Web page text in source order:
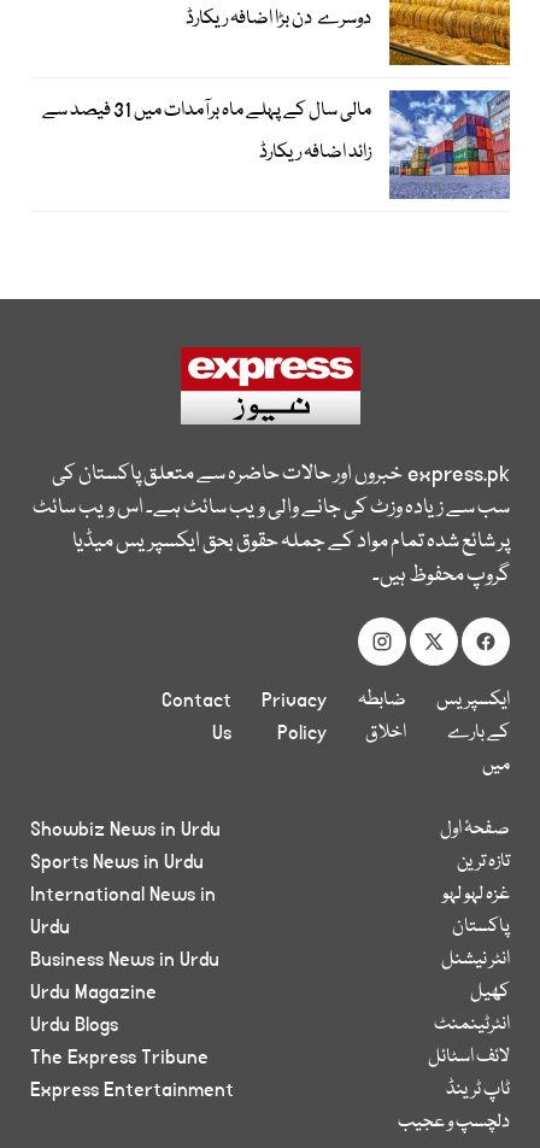
دوسرے دن بڑا اضافہ ریکارڈ
مالی سال کے پہلے ماہ برآمدات میں 31 فیصد سے
زائد اضافہ ریکارڈ
express.pkخبروں اور حالات حاضرہ سے متعلق پاکستان کی
سب سے زیادہ وزٹ کی جانے والی ویب سائٹ ہے۔ اس ویب سائٹ
پر شائع شدہ تمام مواد کے جملہ حقوق بحق ایکسپریس میڈیا
گروپ محفوظ ہیں۔
ایکسپریس
کے بارے
میں
ضابطہ
اخلاق
Privacy
Policy
Contact
Us
صفحۂ اول
تازہ ترین
غزہ لہو لہو
پاکستان
انٹر نیشنل
کھیل
انٹرٹینمنٹ
لائف اسٹائل
ٹاپ ٹرینڈ
دلچسپ و عجیب
Showbiz News in Urdu
Sports News in Urdu
International News in
Urdu
Business News in Urdu
Urdu Magazine
Urdu Blogs
The Express Tribune
Express Entertainment